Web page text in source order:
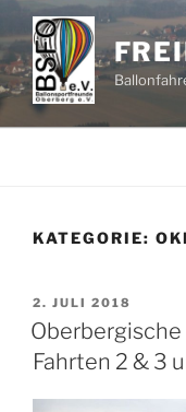
Zum
Inhalt
springen
KATEGORIE:
VERÖFFENTLICHT
AM
2. JULI 2018
Fahrten 2 & 3